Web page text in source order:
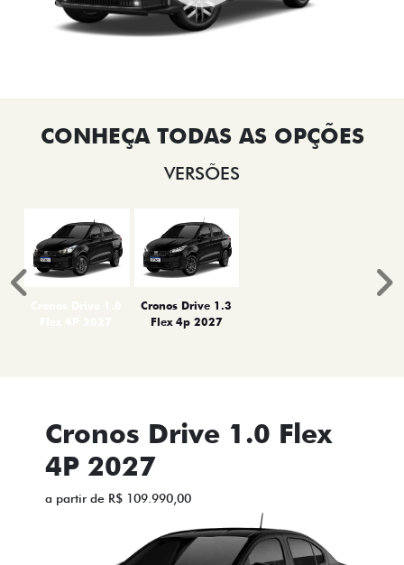
VERSÕES
Cronos Drive 1.3
Flex 4p 2027
Anterior
Cronos Drive 1.0 Flex
4P 2027
a partir de R$ 109.990,00